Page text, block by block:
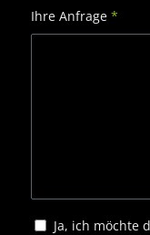
Ihre Anfrage *
Ja, ich möchte